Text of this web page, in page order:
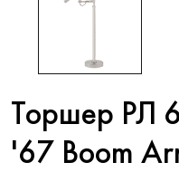
Торшер РЛ
'67 Boom